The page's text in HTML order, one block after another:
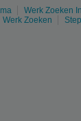
Werk Zoeken
Werk Zoeken